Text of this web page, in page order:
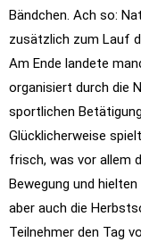
Bändchen. Ach so:
zusätzlich zum Lauf
Am Ende landete
organisiert durch die
sportlichen
Glücklicherweise
frisch, was vor allem
Bewegung und
aber auch die
Teilnehmer den Tag